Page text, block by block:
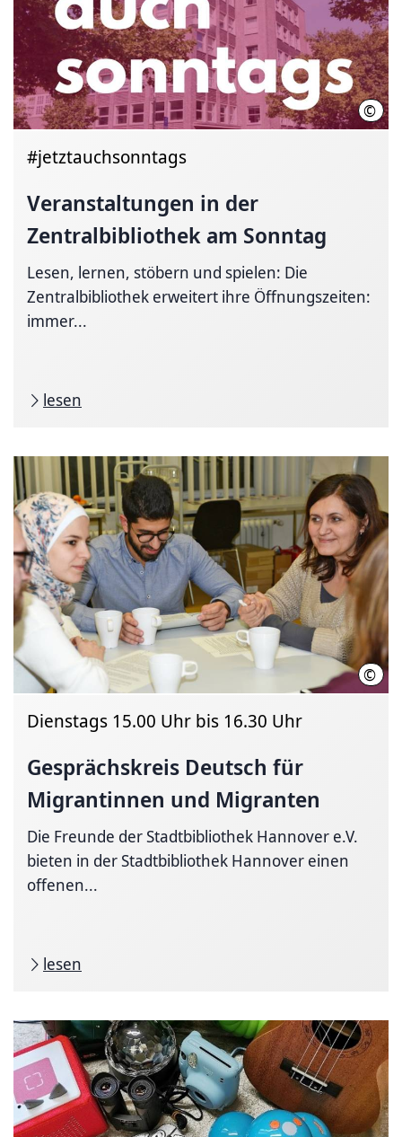
©
#jetztauchsonntags
Veranstaltungen in der
Zentralbibliothek am Sonntag
Lesen, lernen, stöbern und spielen: Die
Zentralbibliothek erweitert ihre Öffnungszeiten:
immer...
lesen
©
Dienstags 15.00 Uhr bis 16.30 Uhr
Gesprächskreis Deutsch für
Migrantinnen und Migranten
Die Freunde der Stadtbibliothek Hannover e.V.
bieten in der Stadtbibliothek Hannover einen
offenen...
lesen